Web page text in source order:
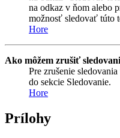
na odkaz v ňom alebo
možnosť sledovať túto
Hore
Ako môžem zrušiť
Pre zrušenie
do sekcie Sledovanie.
Hore
Prílohy